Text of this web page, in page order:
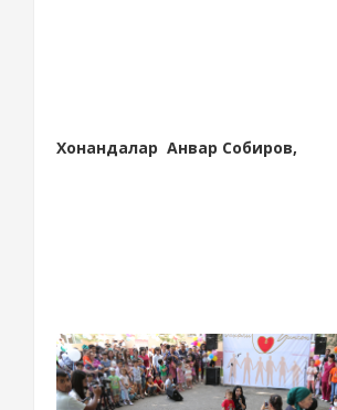
Хонандалар Анвар Собиров,